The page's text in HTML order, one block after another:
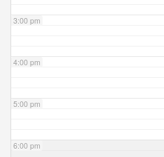
3:00 pm
4:00 pm
5:00 pm
6:00 pm